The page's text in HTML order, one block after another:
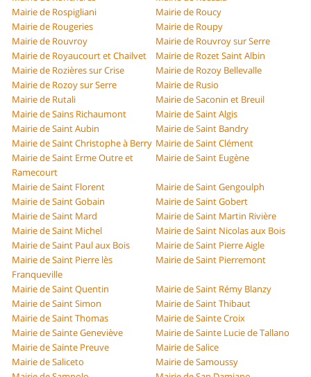
Mairie de Rospigliani
Mairie de Roucy
Mairie de Rougeries
Mairie de Roupy
Mairie de Rouvroy
Mairie de Rouvroy sur Serre
Mairie de Royaucourt et Chailvet
Mairie de Rozet Saint Albin
Mairie de Rozières sur Crise
Mairie de Rozoy Bellevalle
Mairie de Rozoy sur Serre
Mairie de Rusio
Mairie de Rutali
Mairie de Saconin et Breuil
Mairie de Sains Richaumont
Mairie de Saint Algis
Mairie de Saint Aubin
Mairie de Saint Bandry
Mairie de Saint Christophe à Berry Mairie de Saint Clément
Mairie de Saint Erme Outre et
Ramecourt
Mairie de Saint Eugène
Mairie de Saint Florent
Mairie de Saint Gengoulph
Mairie de Saint Gobain
Mairie de Saint Gobert
Mairie de Saint Mard
Mairie de Saint Martin Rivière
Mairie de Saint Michel
Mairie de Saint Nicolas aux Bois
Mairie de Saint Paul aux Bois
Mairie de Saint Pierre Aigle
Mairie de Saint Pierre lès
Franqueville
Mairie de Saint Pierremont
Mairie de Saint Quentin
Mairie de Saint Rémy Blanzy
Mairie de Saint Simon
Mairie de Saint Thibaut
Mairie de Saint Thomas
Mairie de Sainte Croix
Mairie de Sainte Geneviève
Mairie de Sainte Lucie de Tallano
Mairie de Sainte Preuve
Mairie de Salice
Mairie de Saliceto
Mairie de Samoussy